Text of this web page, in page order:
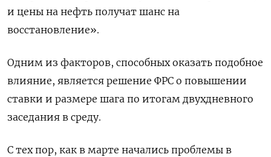
и цены на нефть получат шанс на
восстановление».
Одним из факторов, способных оказать подобное
влияние, является решение ФРС о повышении
ставки и размере шага по итогам двухдневного
заседания в среду.
С тех пор, как в марте начались проблемы в